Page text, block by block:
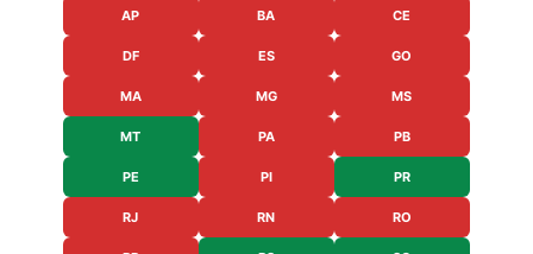
AP BA CE
DF ES GO
MA MG MS
MT PA PB
PE PI PR
RJ RN RO